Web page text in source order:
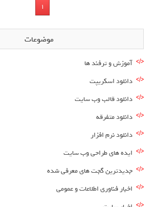
1
موضوعات
آموزش و ترفند ها
دانلود اسکریپت
دانلود قالب وب سایت
دانلود متفرقه
دانلود نرم افزار
ایده های طراحی وب سایت
جدیدترین گجت های معرفی شده
اخبار فناوری اطلاعات و عمومی